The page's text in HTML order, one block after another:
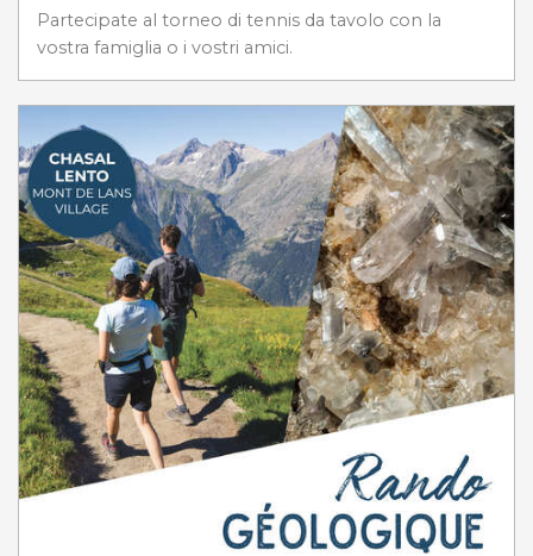
Partecipate al torneo di tennis da tavolo con la
vostra famiglia o i vostri amici.